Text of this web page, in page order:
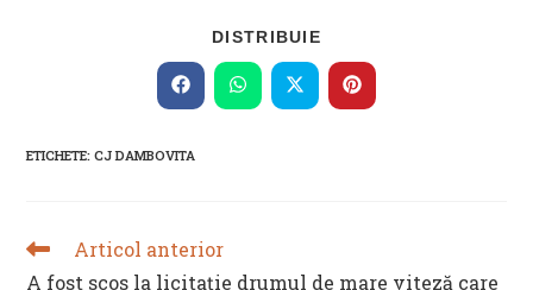
DISTRIBUIE
THIS
CONTENT
Opens
in
window
Opens
in
Opens
in
Opens
in
ETICHETE:CJ DAMBOVITA
READ
MORE
Articol anterior
A fost scos la licitație drumul de mare viteză care